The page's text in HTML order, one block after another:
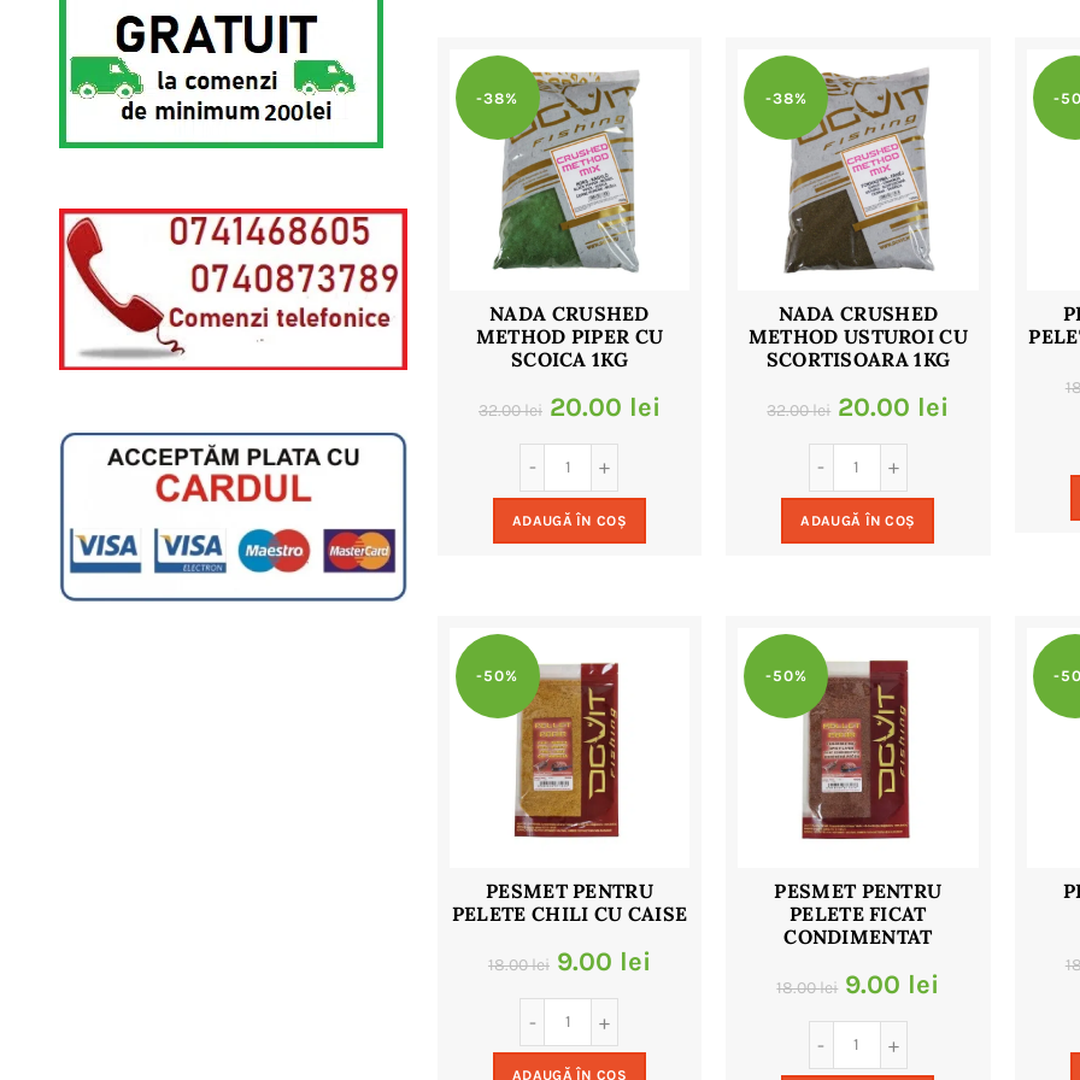
-38%
NADA CRUSHED
METHOD PIPER CU
SCOICA 1KG
32.00lei Prețul
inițial
a
fost:
20.00 lei
ADAUGĂ ÎN COȘ
-38%
NADA CRUSHED
METHOD USTUROI CU
SCORTISOARA 1KG
32.00lei Prețul
inițial
a
fost:
20.00 lei
ADAUGĂ ÎN COȘ
-
-50%
PESMET PENTRU
PELETE CHILI CU CAISE
18.00lei Prețul
inițial
a
9.00 lei
ADAUGĂ ÎN COȘ
-50%
PESMET PENTRU
PELETE FICAT
CONDIMENTAT
18.00lei Prețul
inițial
a
9.00 lei
-